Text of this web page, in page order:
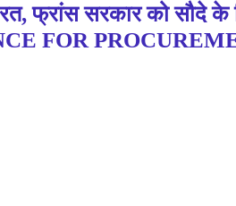
फ्रांस सरकार को सौदे के
FOR